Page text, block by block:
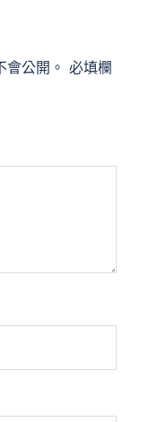
公開。 必填欄